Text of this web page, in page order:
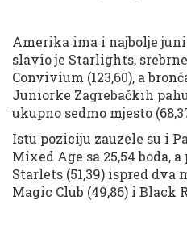
Amerika ima i najbolje
slavio je Starlights,
Convivium (123,60), a
Juniorke Zagrebačkih
ukupno sedmo mjesto
Istu poziciju zauzele su i
Mixed Age sa 25,54 boda,
Starlets (51,39) ispred dva
Magic Club (49,86) i Black